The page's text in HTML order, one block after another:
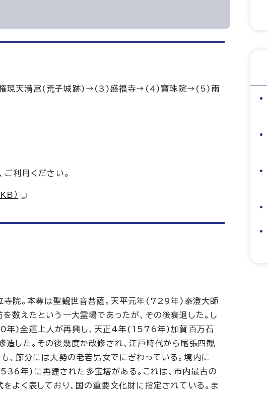
士権現天満宮(荒子城跡)→(3)盛福寺→(4)寶珠院→(5)雨
ご利用ください。
）
寺院。本尊は聖観世音菩薩。天平元年(729年)泰澄大師
数えたという一大霊場であったが、その後衰退した。し
)全運上人が再興し、天正4年(1576年)加賀百万石
した。その後幾度か改修され、江戸時代から尾張四観
、節分には大勢の老若男女でにぎわっている。境内に
年)に再建された多宝塔がある。これは、市内最古の
よく表しており、国の重要文化財に指定されている。ま